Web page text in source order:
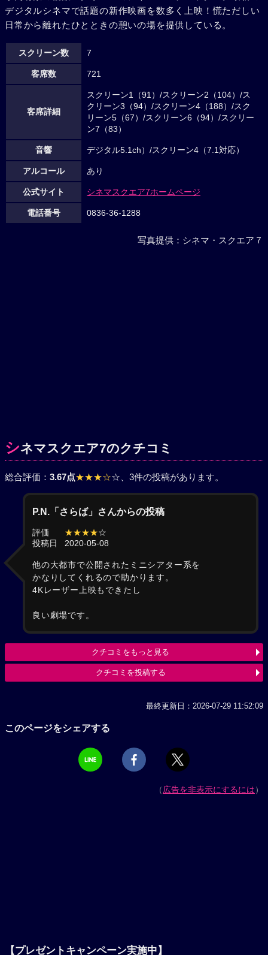
デジタルシネマで話題の新作映画を数多く上映！慌ただしい
日常から離れたひとときの憩いの場を提供している。
スクリーン数 7
客席数 721
客席詳細
スクリーン1（91）/スクリーン2（104）/ス
クリーン3（94）/スクリーン4（188）/スク
リーン5（67）/スクリーン6（94）/スクリー
ン7（83）
音響 デジタル5.1ch）/スクリーン4（7.1対応）
アルコール あり
公式サイト シネマスクエア7ホームページ
電話番号 0836-36-1288
写真提供：シネマ・スクエア７
シネマスクエア7のクチコミ
総合評価： 3.67点★★★☆☆ 、3件の投稿があります。
P.N.「さらば」さんからの投稿
評価 ★★★★☆
投稿日
2020-05-08
他の大都市で公開されたミニシアター系を
かなりしてくれるので助かります。
4Kレーザー上映もできたし
良い劇場です。
クチコミをもっと見る
クチコミを投稿する
最終更新日：2026-07-29 11:52:09
このページをシェアする
（広告を非表示にするには）
【プレゼントキャンペーン実施中】